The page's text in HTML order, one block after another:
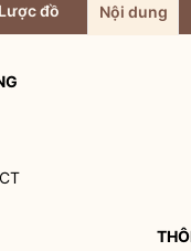
Lược đồ Nội dung